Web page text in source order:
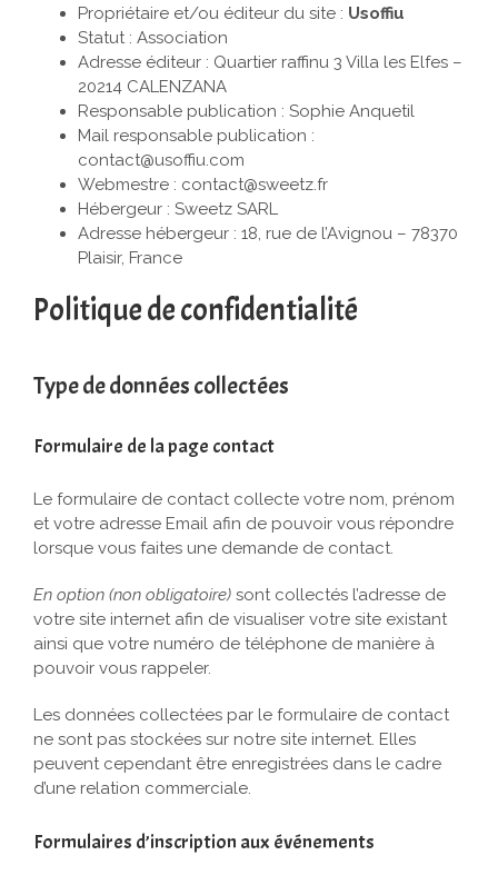
Propriétaire et/ou éditeur du site : Usoffiu
Statut : Association
Adresse éditeur : Quartier raffinu 3 Villa les Elfes –
20214 CALENZANA
Responsable publication : Sophie Anquetil
Mail responsable publication :
contact@usoffiu.com
Webmestre : contact@sweetz.fr
Hébergeur : Sweetz SARL
Adresse hébergeur : 18, rue de l’Avignou – 78370
Plaisir, France
Politique de confidentialité
Type de données collectées
Formulaire de la page contact
Le formulaire de contact collecte votre nom, prénom
et votre adresse Email afin de pouvoir vous répondre
lorsque vous faites une demande de contact.
En option (non obligatoire) sont collectés l’adresse de
votre site internet afin de visualiser votre site existant
ainsi que votre numéro de téléphone de manière à
pouvoir vous rappeler.
Les données collectées par le formulaire de contact
ne sont pas stockées sur notre site internet. Elles
peuvent cependant être enregistrées dans le cadre
d’une relation commerciale.
Formulaires d’inscription aux événements